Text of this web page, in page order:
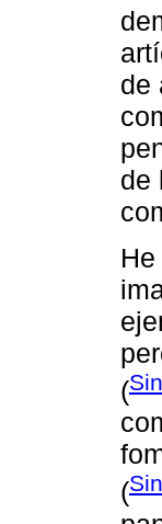
de
de
(
(